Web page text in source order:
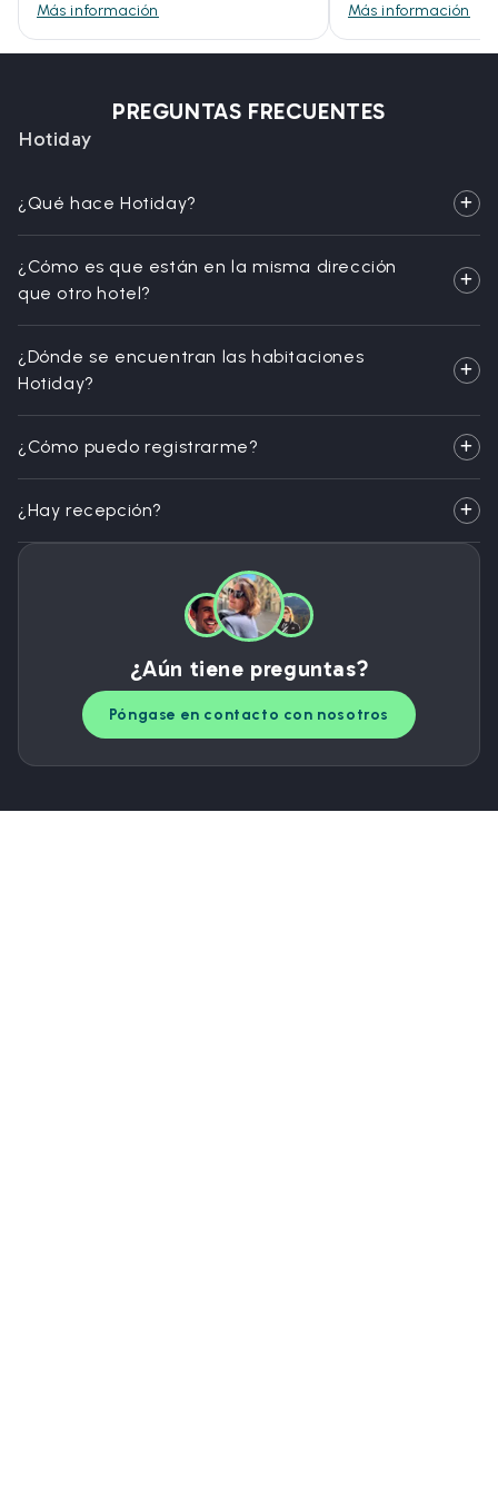
Más información
Más información
PREGUNTAS FRECUENTES
Hotiday
¿Qué hace Hotiday?
¿Cómo es que están en la misma dirección
que otro hotel?
¿Dónde se encuentran las habitaciones
Hotiday?
¿Cómo puedo registrarme?
¿Hay recepción?
¿Aún tiene preguntas?
Póngase en contacto con nosotros